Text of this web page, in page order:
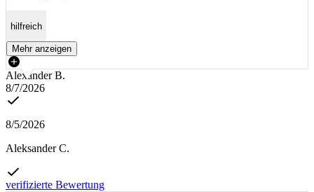
hilfreich
Mehr anzeigen
Alexander B.
8/7/2026
8/5/2026
Aleksander C.
verifizierte Bewertung